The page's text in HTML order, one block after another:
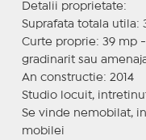
Detalii proprietate:
Suprafata totala utila:
Curte proprie: 39 mp
gradinarit sau
An constructie: 2014
Studio locuit,
Se vinde nemobilat,
mobilei